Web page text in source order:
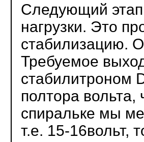
Следующий этап
нагрузки. Это
стабилизацию.
Требуемое
стабилитроном
полтора
спиральке мы
т.е. 15-16вольт,